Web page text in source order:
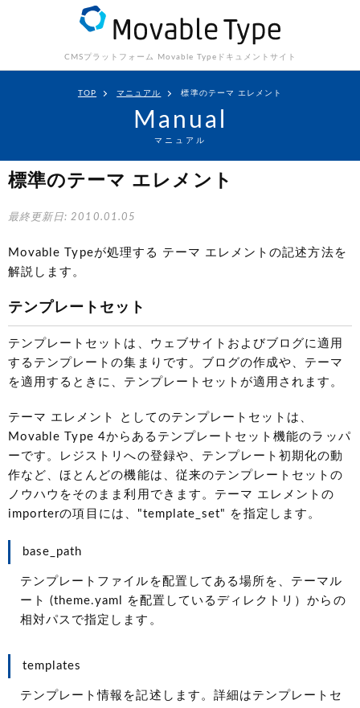
CMSプラットフォーム Movable Type ドキュメントサイト
TOP マニュアル 標準のテーマ エレメント
Manual
マニュアル
標準のテーマ エレメント
最終更新日: 2010.01.05
Movable Typeが処理する テーマ エレメントの記述方法を
解説します。
テンプレートセット
テンプレートセットは、ウェブサイトおよびブログに適用
するテンプレートの集まりです。ブログの作成や、テーマ
を適用するときに、テンプレートセットが適用されます。
テーマ エレメント としてのテンプレートセットは、
Movable Type 4からあるテンプレートセット機能のラッパ
ーです。レジストリへの登録や、テンプレート初期化の動
作など、ほとんどの機能は、従来のテンプレートセットの
ノウハウをそのまま利用できます。テーマ エレメントの
importerの項目には、"template_set" を指定します。
base_path
テンプレートファイルを配置してある場所を、テーマル
ート (theme.yaml を配置しているディレクトリ）からの
相対パスで指定します。
templates
テンプレート情報を記述します。詳細はテンプレートセ